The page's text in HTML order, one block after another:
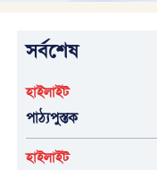
সর্বশেষ
হাইলাইট
পাঠ্যপুস্তক
হাইলাইট